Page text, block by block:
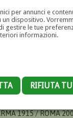
per annunci e
dispositivo.
gestire le tue
informazioni.
RIFIUTA
1915 / ROMA